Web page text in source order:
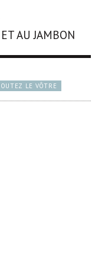
AU JAMBON
LE VÔTRE